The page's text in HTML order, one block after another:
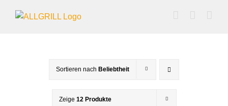
Inhalt
Sortieren nach Beliebtheit
Zeige 12 Produkte